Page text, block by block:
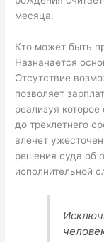
месяца.
Кто может быть
Назначается
Отсутствие
позволяет
реализуя
до трехлетнего
влечет
решения суда об
исполнительной